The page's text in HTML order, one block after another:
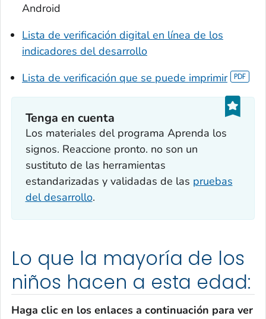
Android
Lista de verificación digital en línea de los
indicadores del desarrollo
Lista de verificación que se puede imprimir
Tenga en cuenta
Los materiales del programa Aprenda los
signos. Reaccione pronto. no son un
sustituto de las herramientas
estandarizadas y validadas de las pruebas
del desarrollo.
Lo que la mayoría de los
niños hacen a esta edad:
Haga clic en los enlaces a continuación para ver